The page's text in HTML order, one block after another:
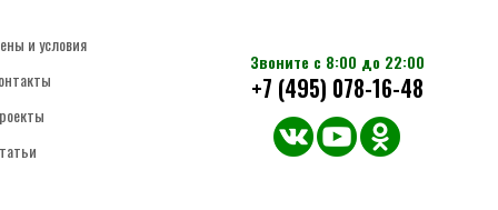
и условия
Звоните с 8:00 до 22:00
+7 (495) 078-16-48